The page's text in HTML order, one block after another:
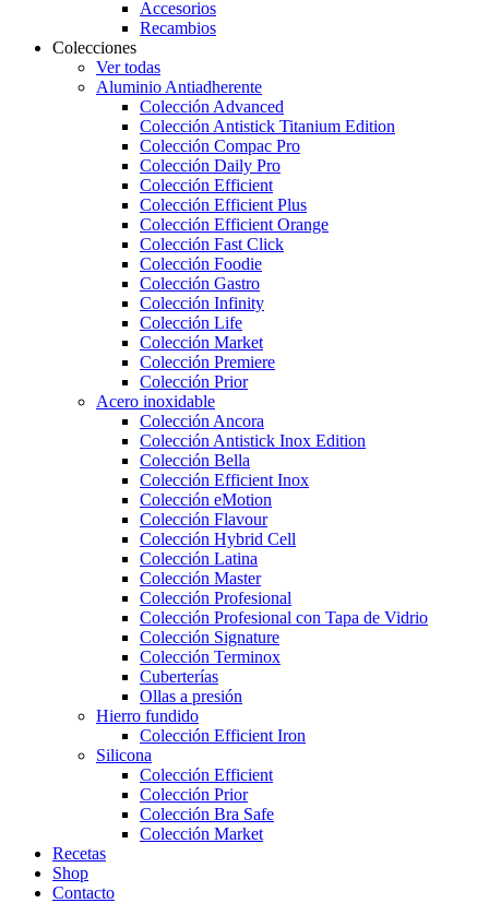
Accesorios
Recambios
Colecciones
Ver todas
Aluminio Antiadherente
Colección Advanced
Colección Antistick Titanium Edition
Colección Compac Pro
Colección Daily Pro
Colección Efficient
Colección Efficient Plus
Colección Efficient Orange
Colección Fast Click
Colección Foodie
Colección Gastro
Colección Infinity
Colección Life
Colección Market
Colección Premiere
Colección Prior
Acero inoxidable
Colección Ancora
Colección Antistick Inox Edition
Colección Bella
Colección Efficient Inox
Colección eMotion
Colección Flavour
Colección Hybrid Cell
Colección Latina
Colección Master
Colección Profesional
Colección Profesional con Tapa de Vidrio
Colección Signature
Colección Terminox
Cuberterías
Ollas a presión
Hierro fundido
Colección Efficient Iron
Silicona
Colección Efficient
Colección Prior
Colección Bra Safe
Colección Market
Recetas
Shop
Contacto